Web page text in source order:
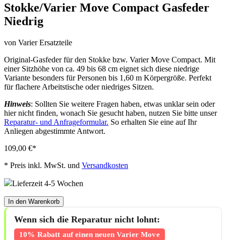
Stokke/Varier Move Compact Gasfeder
Niedrig
von Varier Ersatzteile
Original-Gasfeder für den Stokke bzw. Varier Move Compact. Mit
einer Sitzhöhe von ca. 49 bis 68 cm eignet sich diese niedrige
Variante besonders für Personen bis 1,60 m Körpergröße. Perfekt
für flachere Arbeitstische oder niedriges Sitzen.
Hinweis: Sollten Sie weitere Fragen haben, etwas unklar sein oder
hier nicht finden, wonach Sie gesucht haben, nutzen Sie bitte unser
Reparatur- und Anfrageformular. So erhalten Sie eine auf Ihr
Anliegen abgestimmte Antwort.
109,00 €*
* Preis inkl. MwSt. und Versandkosten
Lieferzeit 4-5 Wochen
In den Warenkorb
Wenn sich die Reparatur nicht lohnt:
10% Rabatt auf einen neuen Varier Move